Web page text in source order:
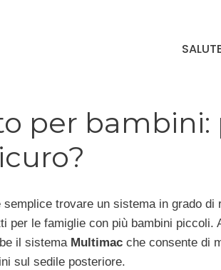
SALUTE
per bambini:
semplice trovare un sistema in grado
per le famiglie con più bambini piccoli.
il sistema Multimac che consente di
sul sedile posteriore.